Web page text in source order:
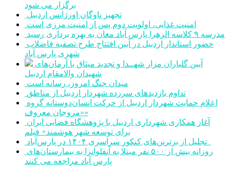
برگزار می شود
تجهیز ناوگان اورژانس اردبیل
امنیت غذایی، اولویت دوم پس از امنیت مرزی است
مدرسه ۹ کلاسه الزهرا پارس آباد مغان به بهره برداری رسید
شهری پارس آباد
شهیدان والامقام اردبیل
میدان جنگ امروز، رسانه است
تداوم بازدیدهای سرزده شهردار اردبیل از مناطق
«مروجان معروف»
برای توسعه شهر هوشمند+ فیلم
پارس آباد مراجعه می کنند